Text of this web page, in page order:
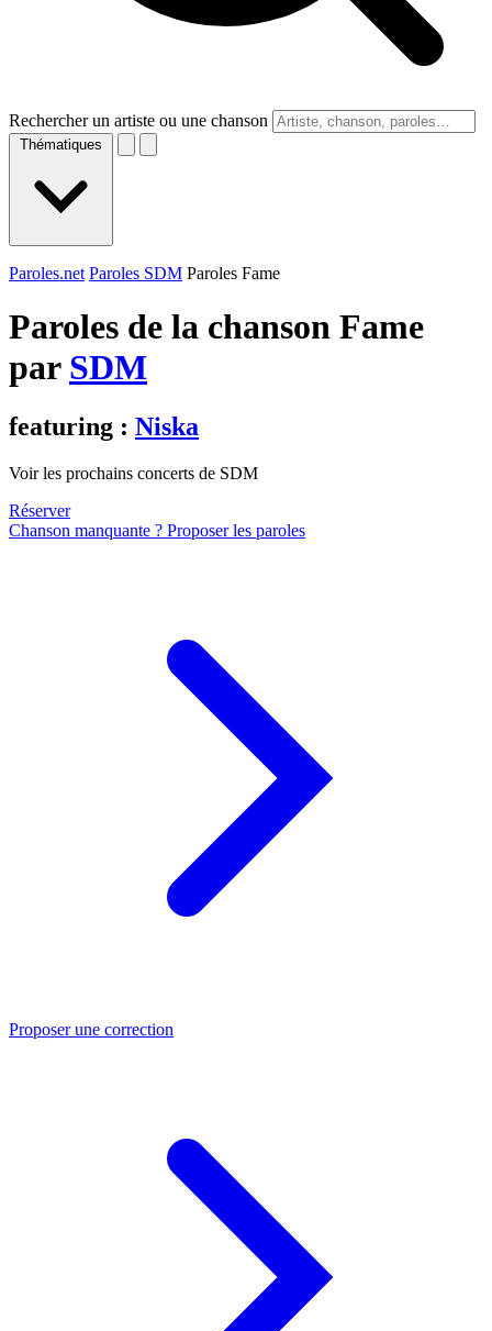
Rechercher un artiste ou une chanson
Thématiques
Paroles.net Paroles SDM Paroles Fame
Paroles de la chanson Fame
par SDM
featuring : Niska
Voir les prochains concerts de SDM
Réserver
Chanson manquante ? Proposer les paroles
Proposer une correction